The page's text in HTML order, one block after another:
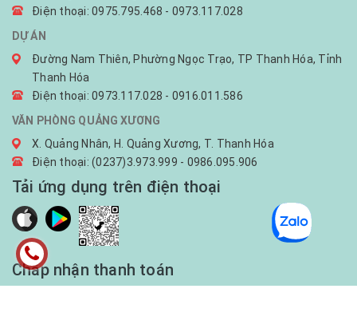
Điện thoại: 0975.795.468 - 0973.117.028
DỰ ÁN
Đường Nam Thiên, Phường Ngọc Trạo, TP Thanh Hóa, Tỉnh
Thanh Hóa
Điện thoại: 0973.117.028 - 0916.011.586
VĂN PHÒNG QUẢNG XƯƠNG
X. Quảng Nhân, H. Quảng Xương, T. Thanh Hóa
Điện thoại: (0237)3.973.999 - 0986.095.906
Tải ứng dụng trên điện thoại
Chấp nhận thanh toán